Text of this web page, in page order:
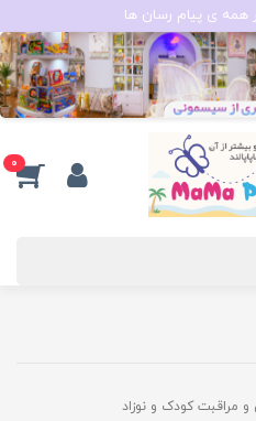
همه ی پیام رسان ها
0
و مراقبت کودک و نوزاد